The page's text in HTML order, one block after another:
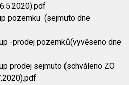
pozemku (sejmuto dne
-prodej pozemků(vyvěseno dne
prodej sejmuto (schváleno ZO